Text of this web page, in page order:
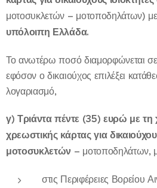
μοτοσυκλετών – μοτοποδηλάτων) με
υπόλοιπη Ελλάδα.
Το ανωτέρω ποσό διαμορφώνεται
εφόσον ο δικαιούχος επιλέξει
λογαριασμό,
γ) Τριάντα πέντε (35) ευρώ με
χρεωστικής κάρτας για
μοτοσυκλετών – μοτοποδηλάτων,
στις Περιφέρειες Βορείου